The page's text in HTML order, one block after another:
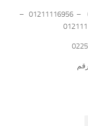
موبايل: 01211116954 – 01211116955 – 01211116956 –